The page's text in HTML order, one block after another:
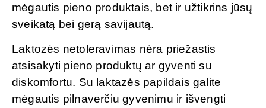
mėgautis pieno produktais, bet ir užtikrins jūsų
sveikatą bei gerą savijautą.
Laktozės netoleravimas nėra priežastis
atsisakyti pieno produktų ar gyventi su
diskomfortu. Su laktazės papildais galite
mėgautis pilnaverčiu gyvenimu ir išvengti